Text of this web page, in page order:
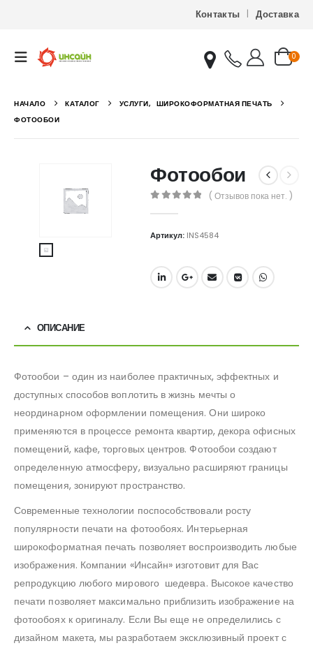
Контакты Доставка
0
НАЧАЛО КАТАЛОГ УСЛУГИ, ШИРОКОФОРМАТНАЯ ПЕЧАТЬ
ФОТООБОИ
Фотообои
( Отзывов пока нет. )
Артикул: INS4584
ОПИСАНИЕ
Фотообои – один из наиболее практичных, эффектных и
доступных способов воплотить в жизнь мечты о
неординарном оформлении помещения. Они широко
применяются в процессе ремонта квартир, декора офисных
помещений, кафе, торговых центров. Фотообои создают
определенную атмосферу, визуально расширяют границы
помещения, зонируют пространство.
Современные технологии поспособствовали росту
популярности печати на фотообоях. Интерьерная
широкоформатная печать позволяет воспроизводить любые
изображения. Компании «Инсайн» изготовит для Вас
репродукцию любого мирового шедевра. Высокое качество
печати позволяет максимально приблизить изображение на
фотообоях к оригиналу. Если Вы еще не определились с
дизайном макета, мы разработаем эксклюзивный проект с